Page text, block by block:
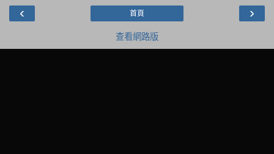
‹ ›
首頁
查看網路版